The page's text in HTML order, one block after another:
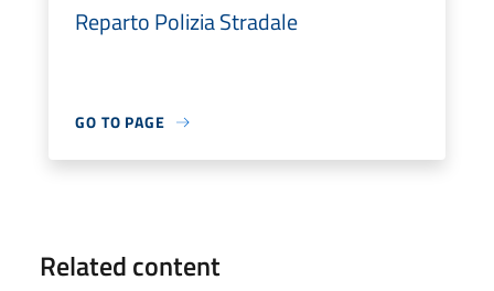
Reparto Polizia Stradale
GO TO PAGE
Related content